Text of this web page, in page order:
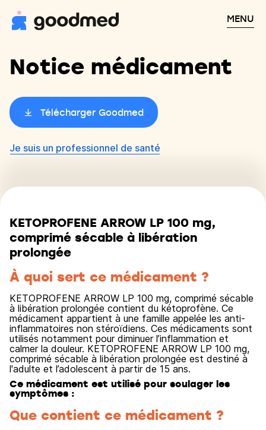
MENU
Notice médicament
Télécharger Goodmed
Je suis un professionnel de santé
KETOPROFENE ARROW LP 100 mg,
comprimé sécable à libération
prolongée
À quoi sert ce médicament ?
KETOPROFENE ARROW LP 100 mg, comprimé sécable
à libération prolongée contient du kétoprofène. Ce
médicament appartient à une famille appelée les anti-
inflammatoires non stéroïdiens. Ces médicaments sont
utilisés notamment pour diminuer l’inflammation et
calmer la douleur. KETOPROFENE ARROW LP 100 mg,
comprimé sécable à libération prolongée est destiné à
l'adulte et l’adolescent à partir de 15 ans.
Ce médicament est utilisé pour soulager les
symptômes :
Que contient ce médicament ?